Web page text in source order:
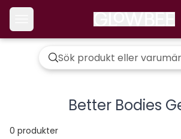
Better Bodies
0 produkter